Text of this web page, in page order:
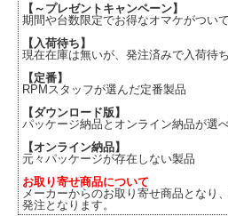
【～プレゼントキャンペーン】
期間や台数限定でお得なオマケがつい
【入荷待ち】
現在在庫は無いが、発注済みで入荷待
【定番】
RPMスタッフが選んだ定番製品
【ダウンロード版】
パッケージ納品とオンライン納品が選
【オンライン納品】
元々パッケージが存在しない製品
お取り寄せ商品について
メーカーからのお取り寄せ商品となり
発注となります。